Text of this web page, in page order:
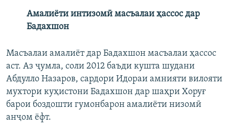
Амалиёти интизомӣ масъалаи ҳассос дар
Бадахшон
Масъалаи амалиёт дар Бадахшон масъалаи ҳассос
аст. Аз ҷумла, соли 2012 баъди кушта шудани
Абдулло Назаров, сардори Идораи амнияти вилояти
мухтори куҳистони Бадахшон дар шаҳри Хоруғ
барои боздошти гумонбарон амалиёти низомӣ
анҷом ёфт.